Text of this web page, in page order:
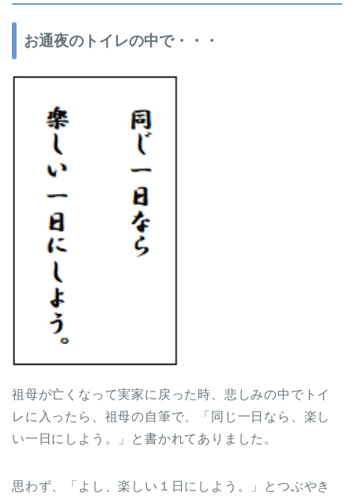
お通夜のトイレの中で・・・
祖母が亡くなって実家に戻った時、悲しみの中でトイ
レに入ったら、祖母の自筆で、「同じ一日なら、楽し
い一日にしよう。」と書かれてありました。
思わず、「よし、楽しい１日にしよう。」とつぶやき